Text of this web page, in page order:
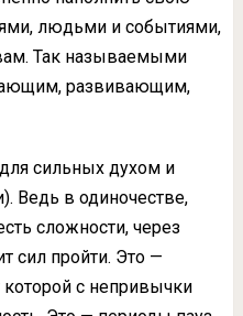
людьми и событиями,
Так называемыми
развивающим,
сильных духом и
Ведь в одиночестве,
сложности, через
сил пройти. Это —
которой с непривычки